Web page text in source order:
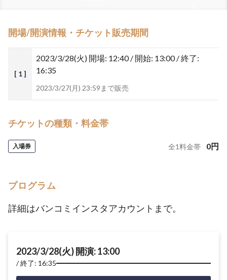
開場/開演情報・チケット販売期間
[ 1 ]
2023/3/28(火) 開場: 12:40 / 開始: 13:00 / 終了:
16:35
2023/3/27(月) 23:59まで販売
チケットの種類・料金帯
入場券 全1料金帯 0円
プログラム
詳細はバンコミインスタアカウントまで。
2023/3/28(火) 開演: 13:00
終了: 16:35